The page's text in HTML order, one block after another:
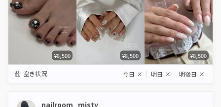
¥8,500 ¥8,500 ¥8,500
空き状況 今日 × 明日 × 明後日 ×
nailroom_misty